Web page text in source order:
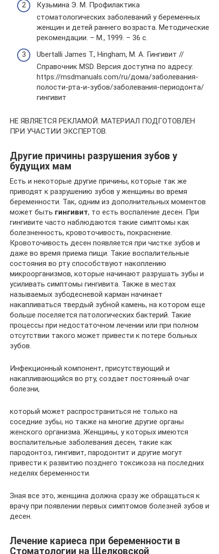
Кузьмина Э. М. Профилактика
стоматологических заболеваний у беременных
женщин и детей раннего возраста. Методические
рекомендации. – М., 1999. – 36 с.
Ubertalli James T., Hingham, M. A. Гингивит //
Справочник MSD. Версия доступна по адресу:
https://msdmanuals.com/ru/дома/заболевания-
полости-рта-и-зубов/заболевания-периодонта/
гингивит
НЕ ЯВЛЯЕТСЯ РЕКЛАМОЙ. МАТЕРИАЛ ПОДГОТОВЛЕН
ПРИ УЧАСТИИ ЭКСПЕРТОВ.
Другие причины разрушения зубов у
будущих мам
Есть и некоторые другие причины, которые так же
приводят к разрушению зубов у женщины во время
беременности. Так, одним из дополнительных моментов
может быть гингивит, то есть воспаление десен. При
гингивите часто наблюдаются такие симптомы как
болезненность, кровоточивость, покраснение.
Кровоточивость десен появляется при чистке зубов и
даже во время приема пищи. Такие воспалительные
состояния во рту способствуют накоплению
микроорганизмов, которые начинают разрушать зубы и
усиливать симптомы гингивита. Также в местах
называемых зубодесневой карман начинает
накапливаться твердый зубной камень, на котором еще
больше поселяется патологических бактерий. Такие
процессы при недостаточном лечении или при полном
отсутствии такого может привести к потере больных
зубов.
Инфекционный компонент, присутствующий и
накапливающийся во рту, создает постоянный очаг
болезни,
который может распространиться не только на
соседние зубы, но также на многие другие органы
женского организма. Женщины, у которых имеются
воспалительные заболевания десен, такие как
пародонтоз, гингивит, пародонтит и другие могут
привести к развитию позднего токсикоза на последних
неделях беременности.
Зная все это, женщина должна сразу же обращаться к
врачу при появлении первых симптомов болезней зубов и
десен.
Лечение кариеса при беременности в
Стоматологии на Щелковской